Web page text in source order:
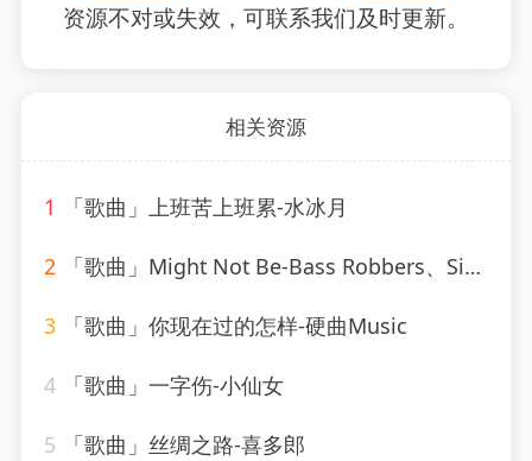
资源不对或失效，可联系我们及时更新。
相关资源
1 「歌曲」上班苦上班累-水冰月
2 「歌曲」Might Not Be-Bass Robbers、Sick Individuals
3 「歌曲」你现在过的怎样-硬曲Music
4 「歌曲」一字伤-小仙女
5 「歌曲」丝绸之路-喜多郎